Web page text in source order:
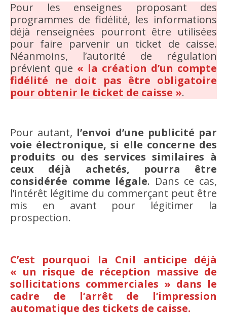
Pour les enseignes proposant des
programmes de fidélité, les informations
déjà renseignées pourront être utilisées
pour faire parvenir un ticket de caisse.
Néanmoins, l’autorité de régulation
prévient que « la création d’un compte
fidélité ne doit pas être obligatoire
pour obtenir le ticket de caisse ».
Pour autant, l’envoi d’une publicité par
voie électronique, si elle concerne des
produits ou des services similaires à
ceux déjà achetés, pourra être
considérée comme légale. Dans ce cas,
l’intérêt légitime du commerçant peut être
mis en avant pour légitimer la
prospection.
C’est pourquoi la Cnil anticipe déjà
« un risque de réception massive de
sollicitations commerciales » dans le
cadre de l’arrêt de l’impression
automatique des tickets de caisse.